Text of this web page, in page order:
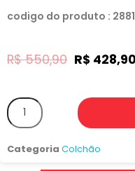
codigo do produto :
R$550,90 R$ 428,90
Categoria Colchão